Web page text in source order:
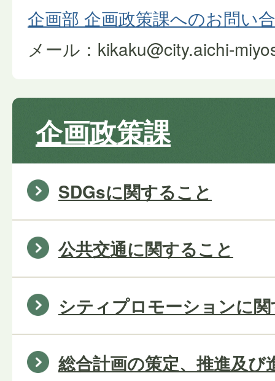
企画部 企画政策課へのお問い
メール：kikaku@city.aichi-
企画政策課
SDGsに関すること
公共交通に関すること
シティプロモーションに
総合計画の策定、推進及び